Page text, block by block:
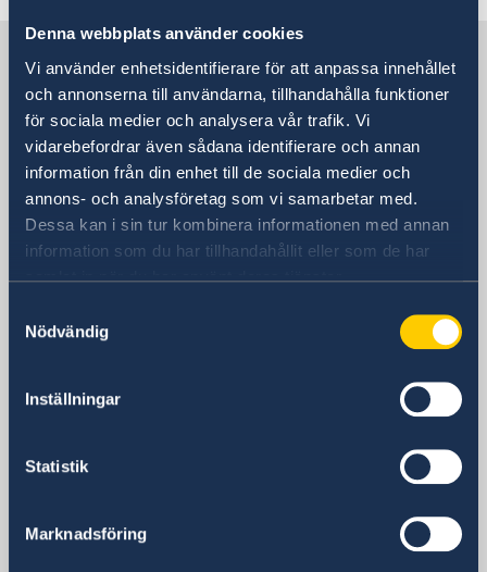
Denna webbplats använder cookies
Vi använder enhetsidentifierare för att anpassa innehållet
och annonserna till användarna, tillhandahålla funktioner
för sociala medier och analysera vår trafik. Vi
vidarebefordrar även sådana identifierare och annan
information från din enhet till de sociala medier och
annons- och analysföretag som vi samarbetar med.
Dessa kan i sin tur kombinera informationen med annan
information som du har tillhandahållit eller som de har
samlat in när du har använt deras tjänster.
Nödvändig
Inställningar
Statistik
Marknadsföring
Anmäla handelshinder
Sverige i Finland
Sveriges ambassad
Finland, Helsingfors
Åland, Mariehamn
konsulat@tactic.net
+358 (0)50 405 8227
Karleby
E-post:
Telefon:
+358 5 23 231
Lahtis
+358 (0)3 864 11
Telefon:
Raseborg